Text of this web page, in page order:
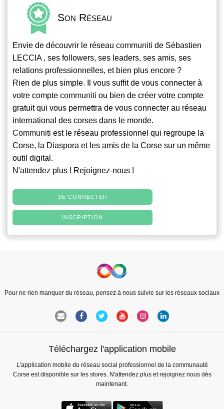
Son Réseau
Envie de découvrir le réseau communiti de Sébastien
LECCIA , ses followers, ses leaders, ses amis, ses
relations professionnelles, et bien plus encore ?
Rien de plus simple. Il vous suffit de vous connecter à
votre compte communiti ou bien de créer votre compte
gratuit qui vous permettra de vous connecter au réseau
international des corses dans le monde.
Communiti est le réseau professionnel qui regroupe la
Corse, la Diaspora et les amis de la Corse sur un même
outil digital.
N'attendez plus ! Rejoignez-nous !
SE CONNECTER
INSCRIPTION
Pour ne rien manquer du réseau, pensez à nous suivre sur les réseaux sociaux
Téléchargez l'application mobile
L'application mobile du réseau social professionnel de la communauté
Corse est disponible sur les stores. N'attendez plus et rejoignez nous dès
maintenant.